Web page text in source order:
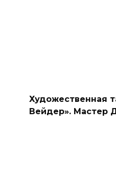
Художественная
Вейдер». Мастер